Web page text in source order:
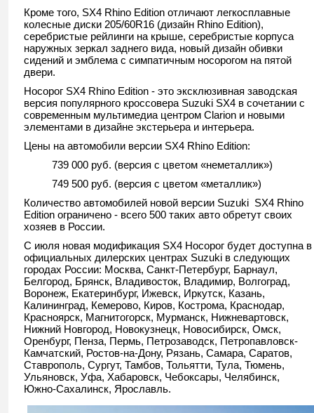
Кроме того, SX4 Rhino Edition отличают легкосплавные
колесные диски 205/60R16 (дизайн Rhino Edition),
серебристые рейлинги на крыше, серебристые корпуса
наружных зеркал заднего вида, новый дизайн обивки
сидений и эмблема с симпатичным носорогом на пятой
двери.
Носорог SX4 Rhino Edition - это эксклюзивная заводская
версия популярного кроссовера Suzuki SX4 в сочетании с
современным мультимедиа центром Clarion и новыми
элементами в дизайне экстерьера и интерьера.
Цены на автомобили версии SX4 Rhino Edition:
739 000 руб. (версия с цветом «неметаллик»)
749 500 руб. (версия с цветом «металлик»)
Количество автомобилей новой версии Suzuki SX4 Rhino
Edition ограничено - всего 500 таких авто обретут своих
хозяев в России.
С июля новая модификация SX4 Носорог будет доступна в
официальных дилерских центрах Suzuki в следующих
городах России: Москва, Санкт-Петербург, Барнаул,
Белгород, Брянск, Владивосток, Владимир, Волгоград,
Воронеж, Екатеринбург, Ижевск, Иркутск, Казань,
Калининград, Кемерово, Киров, Кострома, Краснодар,
Красноярск, Магнитогорск, Мурманск, Нижневартовск,
Нижний Новгород, Новокузнецк, Новосибирск, Омск,
Оренбург, Пенза, Пермь, Петрозаводск, Петропавловск-
Камчатский, Ростов-на-Дону, Рязань, Самара, Саратов,
Ставрополь, Сургут, Тамбов, Тольятти, Тула, Тюмень,
Ульяновск, Уфа, Хабаровск, Чебоксары, Челябинск,
Южно-Сахалинск, Ярославль.